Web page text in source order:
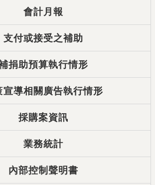
會計月報
支付或接受之補助
捐助預算執行情形
宣導相關廣告執行情形
採購案資訊
業務統計
內部控制聲明書